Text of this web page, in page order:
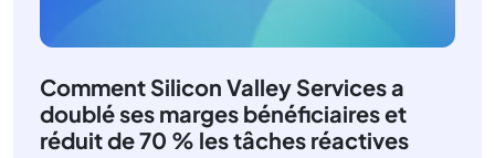
Comment Silicon Valley Services a
doublé ses marges bénéficiaires et
réduit de 70 % les tâches réactives